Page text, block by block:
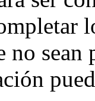
no sean